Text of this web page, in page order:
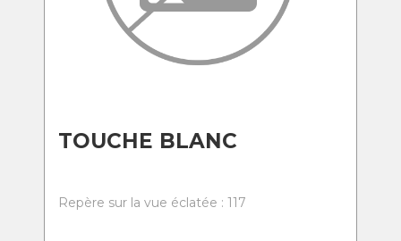
TOUCHE BLANC
Repère sur la vue éclatée : 117